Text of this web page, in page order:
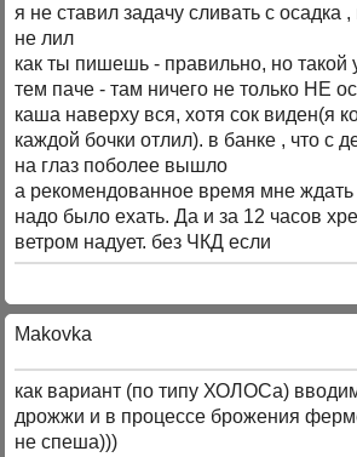
я не ставил задачу сливать с осадка
не лил
как ты пишешь - правильно, но такой
тем паче - там ничего не только НЕ
каша наверху вся, хотя сок виден(я
каждой бочки отлил). в банке , что с
на глаз поболее вышло
а рекомендованное время мне ждать
надо было ехать. Да и за 12 часов
ветром надует. без ЧКД если
Makovka
как вариант (по типу ХОЛОСа)
дрожжи и в процессе брожения
не спеша)))